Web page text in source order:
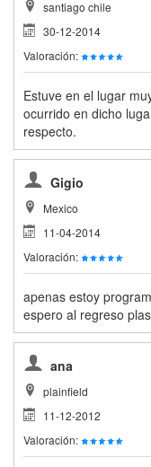
santiago chile
30-12-2014
Valoración:
Estuve en el lugar
ocurrido en dicho
respecto.
Gigio
Mexico
11-04-2014
Valoración:
apenas estoy
espero al regreso
ana
plainfield
11-12-2012
Valoración: